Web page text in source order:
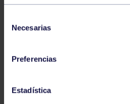
Necesarias
Preferencias
Estadística
Balonmano